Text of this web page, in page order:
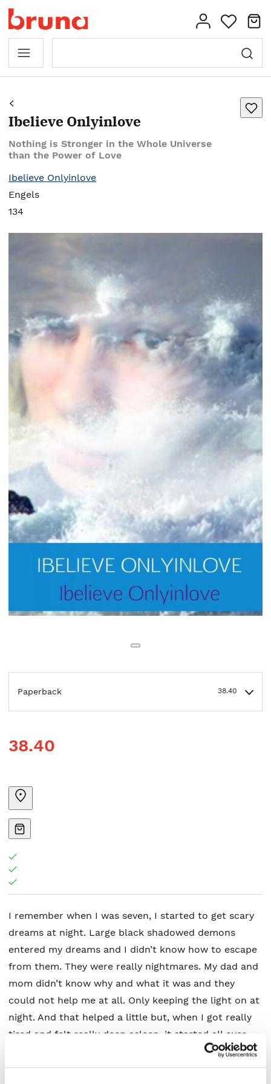
Ibelieve Onlyinlove
Nothing is Stronger in the Whole Universe
than the Power of Love
Ibelieve Onlyinlove
Engels
134
Paperback 38.40
38.40
I remember when I was seven, I started to get scary
dreams at night. Large black shadowed demons
entered my dreams and I didn’t know how to escape
from them. They were really nightmares. My dad and
mom didn’t know why and what it was and they
could not help me at all. Only keeping the light on at
night. And that helped a little but, when I got really
tired and felt really deep asleep, it started all over
again. I was attacked by large black shadowed
demons and I didn’t know how to escape. Then I